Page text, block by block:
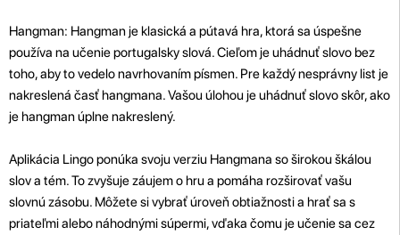
Hangman: Hangman je klasická a pútavá hra, ktorá sa úspešne
používa na učenie portugalsky slová. Cieľom je uhádnuť slovo bez
toho, aby to vedelo navrhovaním písmen. Pre každý nesprávny list je
nakreslená časť hangmana. Vašou úlohou je uhádnuť slovo skôr, ako
je hangman úplne nakreslený.
Aplikácia Lingo ponúka svoju verziu Hangmana so širokou škálou
slov a tém. To zvyšuje záujem o hru a pomáha rozširovať vašu
slovnú zásobu. Môžete si vybrať úroveň obtiažnosti a hrať sa s
priateľmi alebo náhodnými súpermi, vďaka čomu je učenie sa cez